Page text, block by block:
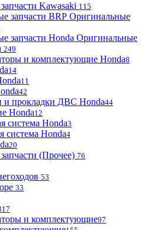
Kawasaki 115
Оригинальные
Оригинальные
249
и комплектующие Honda8
14
11
42
и прокладки ДВС Honda44
Honda12
система Honda3
система Honda4
20
(Прочее) 76
53
33
и комплектующие97